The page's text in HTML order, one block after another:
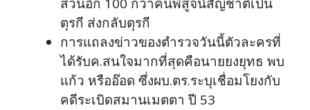
ส่วนอีก 100 กว่าคนพิสูจน์สัญชาติเป็น
ตุรกี ส่งกลับตุรกี
การแถลงข่าวของตำรวจวันนี้ตัวละครที่
ได้รับค.สนใจมากที่สุดคือนายยงยุทธ พบ
แก้ว หรืออ๊อด ซึ่งผบ.ตร.ระบุเชื่อมโยงกับ
คดีระเบิดสมานเมตตา ปี 53